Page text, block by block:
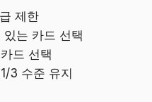
제한
는 카드 선택
드 선택
3 수준 유지